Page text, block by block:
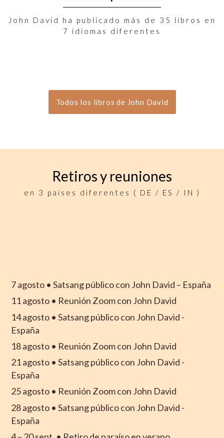
John David ha publicado más de 35 libros en
7 idiomas diferentes
Todos los libros de John David
Retiros y reuniones
en 3 países diferentes ( DE / ES / IN )